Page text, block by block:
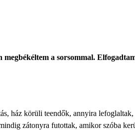
a sorsommal.
ház körüli teendők, annyira
zátonyra futottak, amikor szóba